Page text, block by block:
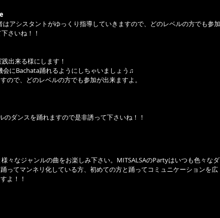
さいね！！
出来る様にします！
にBachata踊れるようにしちゃいましょう♫
で、どのレベルの方でも参加が出来ますよ。
ダンスを踊れますので是非誘って下さいね！！
様々なジャンルの曲をお楽しみ下さい。MITSALSAのPartyはいつも色々なダ
ってマンネリ化している方、初めての方と踊ってコミュニケーションを広
よ！！